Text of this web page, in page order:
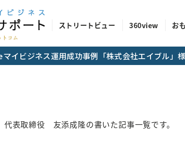
ストリートビュー 360view お
イビジネス運用成功事例「株式会社エイブル」
表取締役 友添成隆の書いた記事一覧です。